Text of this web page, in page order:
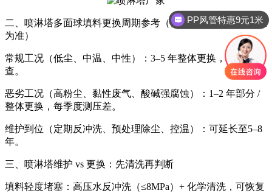
二、 喷淋塔多面球填料更换周期参考（仅作基准，以实际状态
为准）
常规工况（低尘、中温、中性）：3–5 年整体更换，每年检
查。
恶劣工况（高粉尘、黏性废气、酸碱强腐蚀）：1–2 年部分 /
整体更换，每季度测压差。
维护到位（定期反冲洗、预处理除尘、控温）：可延长至5–8
年。
三、 喷淋塔维护 vs 更换：先清洗再判断
填料轻度堵塞：高压水反冲洗（≤8MPa）+ 化学清洗，可恢复
PP风管特惠9元1米